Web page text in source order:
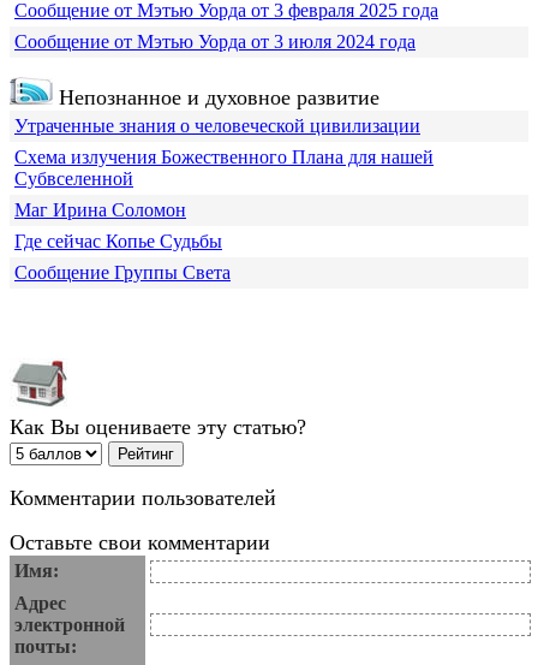
Сообщение от Мэтью Уорда от 3 февраля 2025 года
Сообщение от Мэтью Уорда от 3 июля 2024 года
Непознанное и духовное развитие
Утраченные знания о человеческой цивилизации
Схема излучения Божественного Плана для нашей
Субвселенной
Маг Ирина Соломон
Где сейчас Копье Судьбы
Сообщение Группы Света
Как Вы оцениваете эту статью?
Комментарии пользователей
Оставьте свои комментарии
Имя:
Адрес
электронной
почты: